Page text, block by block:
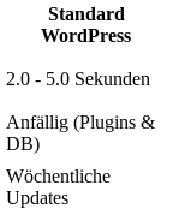
Standard
WordPress
2.0 - 5.0 Sekunden
Anfällig (Plugins &
DB)
Wöchentliche
Updates